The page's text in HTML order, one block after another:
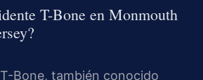
T-Bone en Monmouth
Bone, también conocido